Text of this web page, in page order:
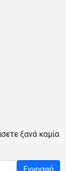
ξανά καμία